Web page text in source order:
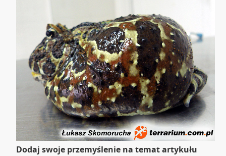
Dodaj swoje przemyślenie na temat artykułu